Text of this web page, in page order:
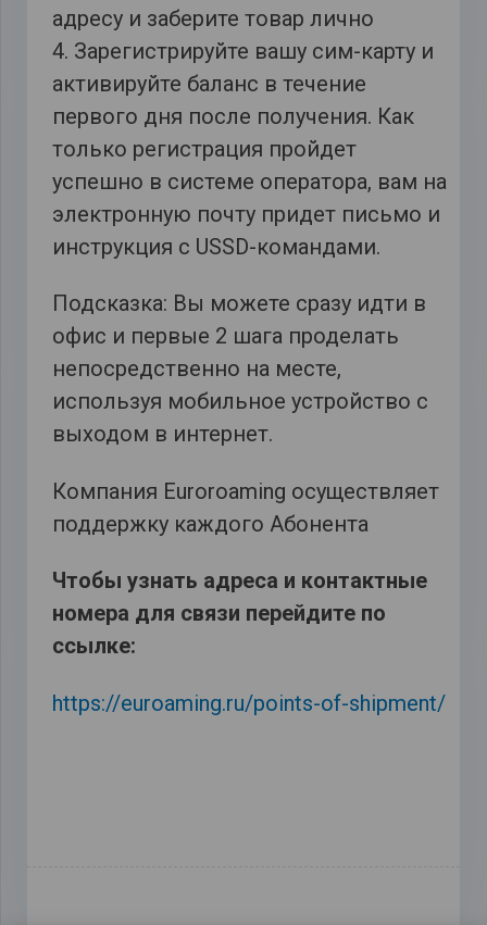
адресу и заберите товар лично
4. Зарегистрируйте вашу сим-карту и
активируйте баланс в течение
первого дня после получения. Как
только регистрация пройдет
успешно в системе оператора, вам на
электронную почту придет письмо и
инструкция с USSD-командами.
Подсказка: Вы можете сразу идти в
офис и первые 2 шага проделать
непосредственно на месте,
используя мобильное устройство с
выходом в интернет.
Компания Еuroroaming осуществляет
поддержку каждого Абонента
Чтобы узнать адреса и контактные
номера для связи перейдите по
ссылке:
https://euroaming.ru/points-of-shipment/